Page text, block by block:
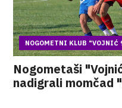
NOGOMETNI KLUB "VOJNIĆ
Nogometaši
nadigrali momčad